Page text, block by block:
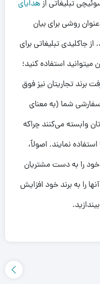
تبلیغاتی ازهدایای
روشی برای بیان
جاکلیدی تبلیغاتی برای
میتوانید استفاده کنید؛
برند تجاریتان نیز فوق
شما (به معنای
وابسته می‌کنند چراکه
استفاده نمایند. اصولاً،
خود را به دست مشتریان
را به برند خود افزایش